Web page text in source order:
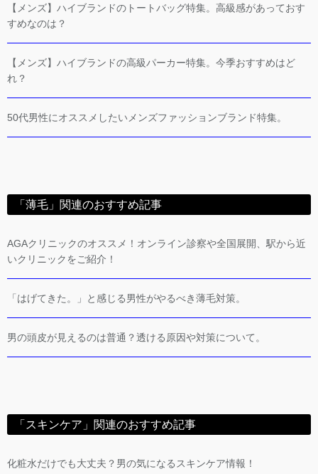
【メンズ】ハイブランドのトートバッグ特集。高級感があっておす
すめなのは？
【メンズ】ハイブランドの高級パーカー特集。今季おすすめはど
れ？
50代男性にオススメしたいメンズファッションブランド特集。
「薄毛」関連のおすすめ記事
AGAクリニックのオススメ！オンライン診察や全国展開、駅から近
いクリニックをご紹介！
「はげてきた。」と感じる男性がやるべき薄毛対策。
男の頭皮が見えるのは普通？透ける原因や対策について。
「スキンケア」関連のおすすめ記事
化粧水だけでも大丈夫？男の気になるスキンケア情報！